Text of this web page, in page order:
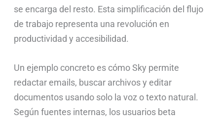
se encarga del resto. Esta simplificación del flujo
de trabajo representa una revolución en
productividad y accesibilidad.
Un ejemplo concreto es cómo Sky permite
redactar emails, buscar archivos y editar
documentos usando solo la voz o texto natural.
Según fuentes internas, los usuarios beta